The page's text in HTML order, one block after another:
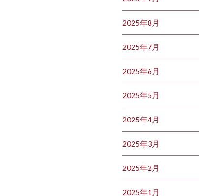
2025年8月
2025年7月
2025年6月
2025年5月
2025年4月
2025年3月
2025年2月
2025年1月